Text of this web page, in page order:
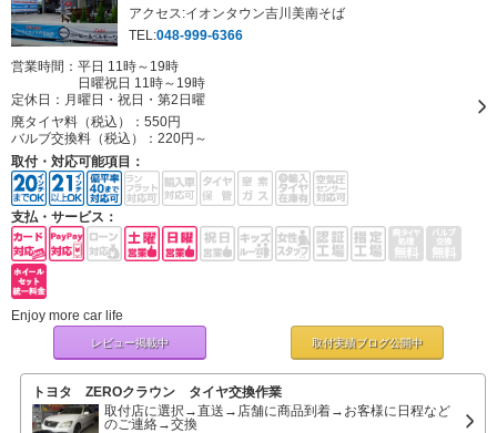
アクセス:イオンタウン吉川美南そば
TEL:048-999-6366
営業時間：平日 11時～19時
日曜祝日 11時～19時
定休日： 月曜日・祝日・第2日曜
廃タイヤ料（税込）： 550円
バルブ交換料（税込）： 220円～
取付・対応可能項目：
支払・サービス：
Enjoy more car life
レビュー掲載中 取付実績ブログ公開中
トヨタ ZEROクラウン タイヤ交換作業
取付店に選択→直送→店舗に商品到着→お客様に日程など
のご連絡→交換